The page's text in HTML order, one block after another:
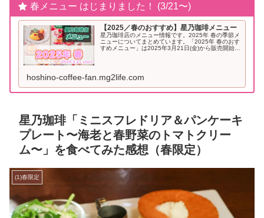
春メニュー はじまりました！ (3/21〜)
【2025／春のおすすめ】星乃珈琲メニュー
星乃珈琲店のメニュー情報です。2025年 春の季節メ
ニューについてまとめています。「2025年 春のおす
すめメニュー」は2025年3月21日(金)から販売開始と
hoshino-coffee-fan.mg2life.com
星乃珈琲「ミニスフレドリア＆パンケーキ
プレート〜海老と春野菜のトマトクリー
ム〜」を食べてみた感想（春限定）
(1)春限定